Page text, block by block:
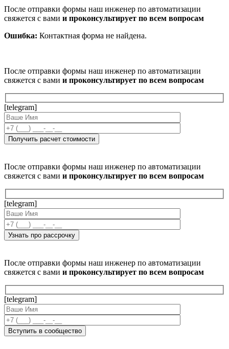
После отправки формы наш инженер по автоматизации
свяжется с вами и проконсультирует по всем вопросам
Ошибка: Контактная форма не найдена.
После отправки формы наш инженер по автоматизации
свяжется с вами и проконсультирует по всем вопросам
[telegram]
После отправки формы наш инженер по автоматизации
свяжется с вами и проконсультирует по всем вопросам
[telegram]
После отправки формы наш инженер по автоматизации
свяжется с вами и проконсультирует по всем вопросам
[telegram]